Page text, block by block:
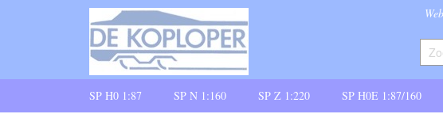
SP H0 1:87 SP N 1:160 SP Z 1:220 SP H0E 1:87/160